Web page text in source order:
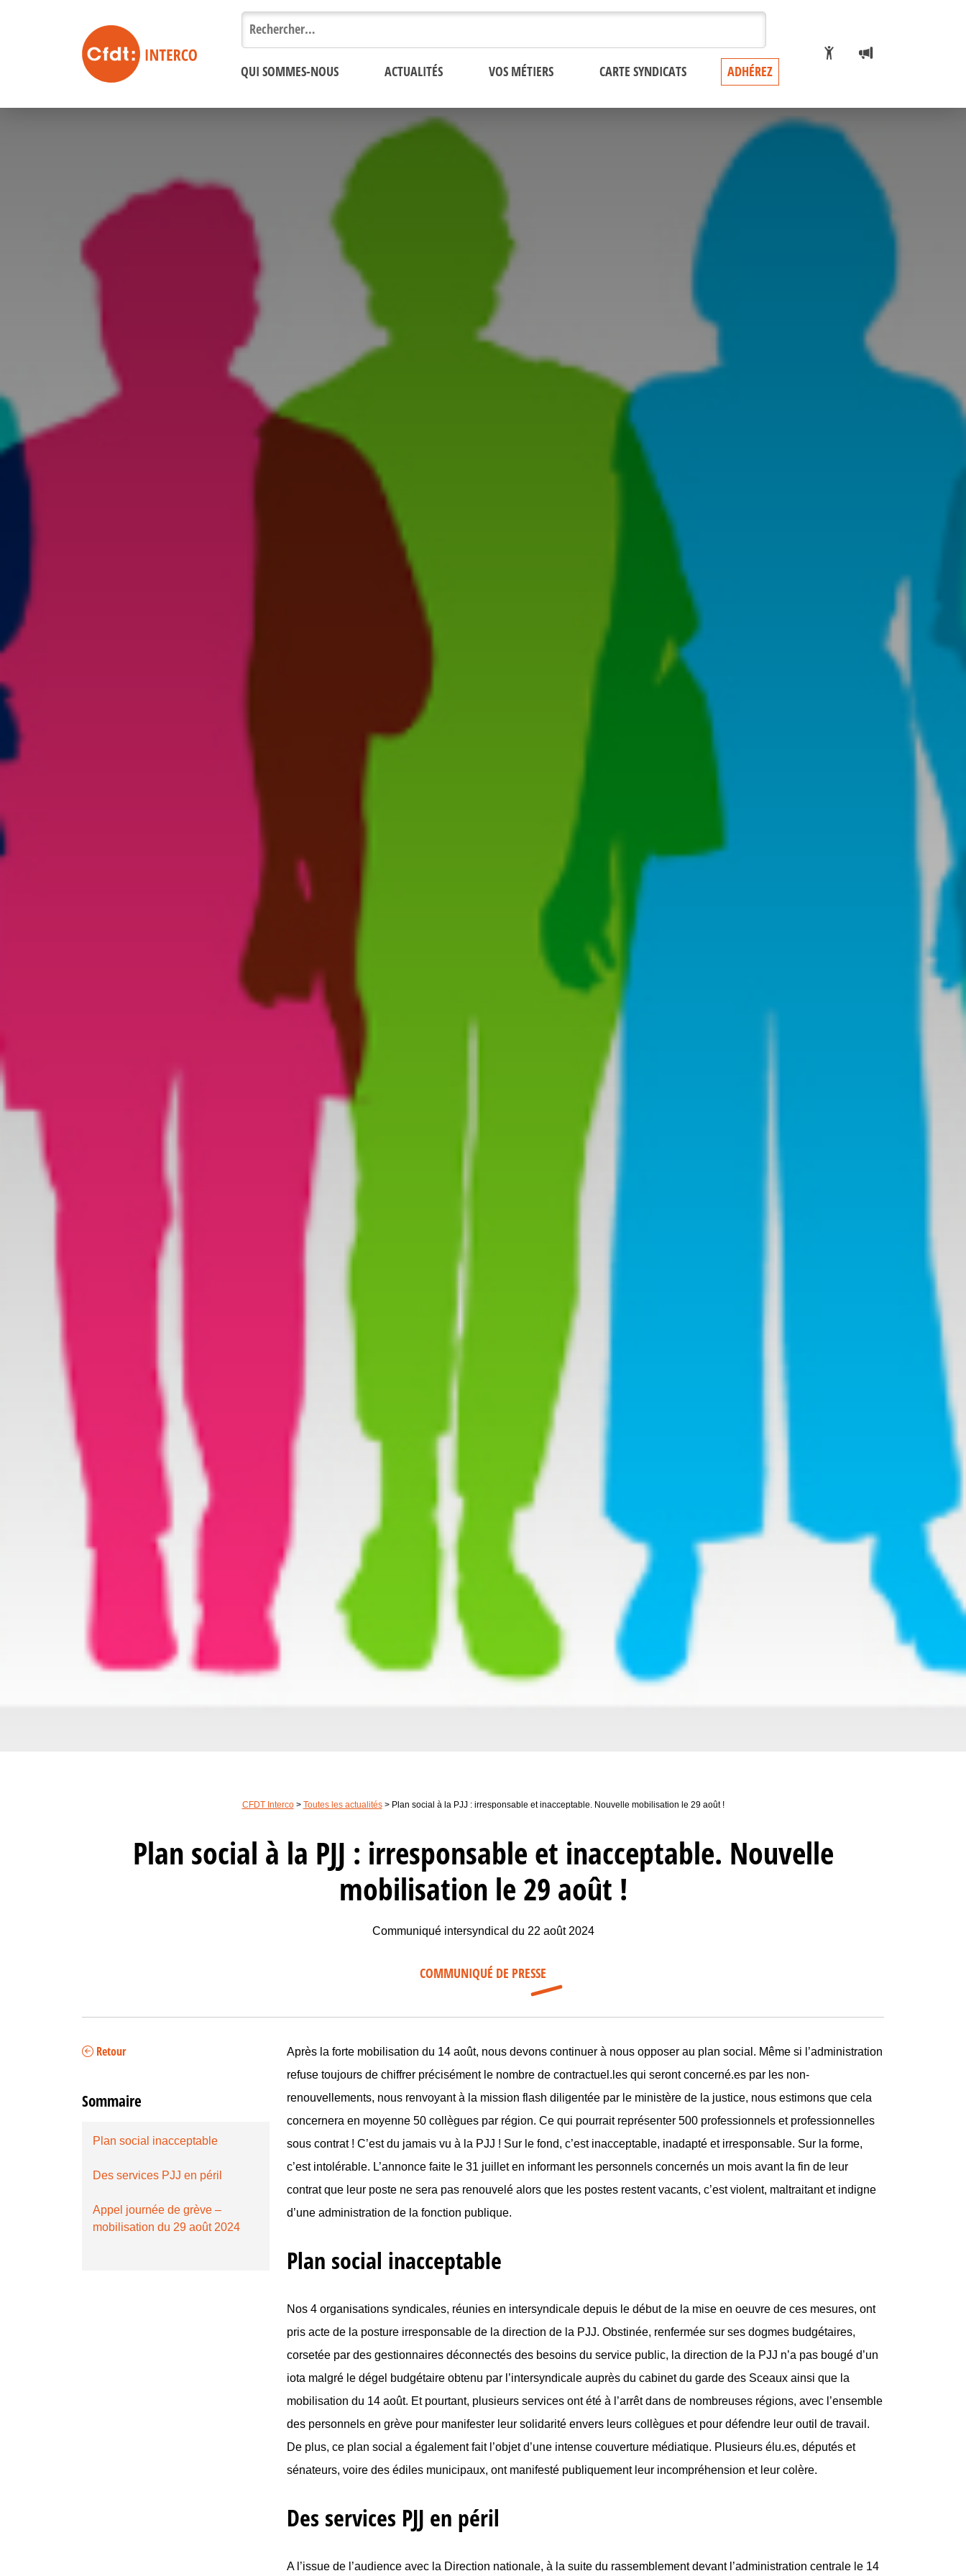
Rechercher :
QUI SOMMES-NOUS ACTUALITÉS VOS MÉTIERS CARTE SYNDICATS ADHÉREZ
CFDT Interco> Toutes les actualités> Plan social à la PJJ : irresponsable et inacceptable. Nouvelle mobilisation le 29 août !
Plan social à la PJJ : irresponsable et inacceptable. Nouvelle
mobilisation le 29 août !
Communiqué intersyndical du 22 août 2024
COMMUNIQUÉ DE PRESSE
Retour
Sommaire
Plan social inacceptable
Des services PJJ en péril
Appel journée de grève –
mobilisation du 29 août 2024
Après la forte mobilisation du 14 août, nous devons continuer à nous opposer au plan social. Même si l’administration
refuse toujours de chiffrer précisément le nombre de contractuel.les qui seront concerné.es par les non-
renouvellements, nous renvoyant à la mission flash diligentée par le ministère de la justice, nous estimons que cela
concernera en moyenne 50 collègues par région. Ce qui pourrait représenter 500 professionnels et professionnelles
sous contrat ! C’est du jamais vu à la PJJ ! Sur le fond, c’est inacceptable, inadapté et irresponsable. Sur la forme,
c’est intolérable. L’annonce faite le 31 juillet en informant les personnels concernés un mois avant la fin de leur
contrat que leur poste ne sera pas renouvelé alors que les postes restent vacants, c’est violent, maltraitant et indigne
d’une administration de la fonction publique.
Plan social inacceptable
Nos 4 organisations syndicales, réunies en intersyndicale depuis le début de la mise en oeuvre de ces mesures, ont
pris acte de la posture irresponsable de la direction de la PJJ. Obstinée, renfermée sur ses dogmes budgétaires,
corsetée par des gestionnaires déconnectés des besoins du service public, la direction de la PJJ n’a pas bougé d’un
iota malgré le dégel budgétaire obtenu par l’intersyndicale auprès du cabinet du garde des Sceaux ainsi que la
mobilisation du 14 août. Et pourtant, plusieurs services ont été à l’arrêt dans de nombreuses régions, avec l’ensemble
des personnels en grève pour manifester leur solidarité envers leurs collègues et pour défendre leur outil de travail.
De plus, ce plan social a également fait l’objet d’une intense couverture médiatique. Plusieurs élu.es, députés et
sénateurs, voire des édiles municipaux, ont manifesté publiquement leur incompréhension et leur colère.
Des services PJJ en péril
A l’issue de l’audience avec la Direction nationale, à la suite du rassemblement devant l’administration centrale le 14